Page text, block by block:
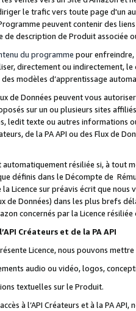
le trafic vers toute page d'un
peuvent contenir des
de description de Produit associée
du programme pour
directement ou indirectement,
modèles d’apprentissage
de Données peuvent vous
sur un ou plusieurs sites
ledit texte ou autres informations
de la PA API ou des Flux de
automatiquement résiliée si, à
définis dans le Décompte de
Licence sur préavis écrit que
de Données) dans les plus
concernés par la Licence
Créateurs et de la PA API
Licence, nous pouvons
audio ou vidéo, logos,
textuelles sur le Produit.
à l’API Créateurs et à la PA